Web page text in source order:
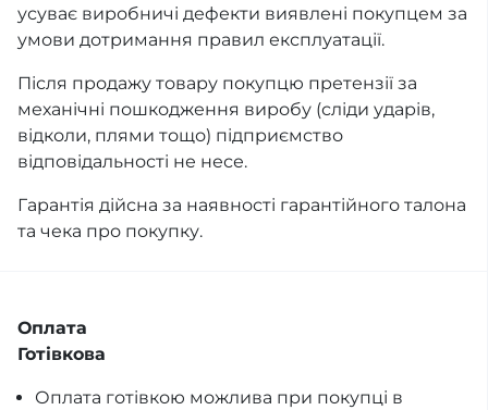
усуває виробничі дефекти виявлені покупцем за
умови дотримання правил експлуатації.
Після продажу товару покупцю претензії за
механічні пошкодження виробу (сліди ударів,
відколи, плями тощо) підприємство
відповідальності не несе.
Гарантія дійсна за наявності гарантійного талона
та чека про покупку.
Оплата
Готівкова
Оплата готівкою можлива при покупці в